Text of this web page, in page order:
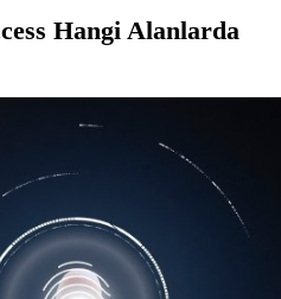
Hangi
Alanlarda Kullanılır?
Hangi